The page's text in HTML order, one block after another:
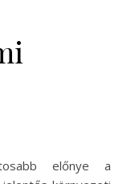
előnye a